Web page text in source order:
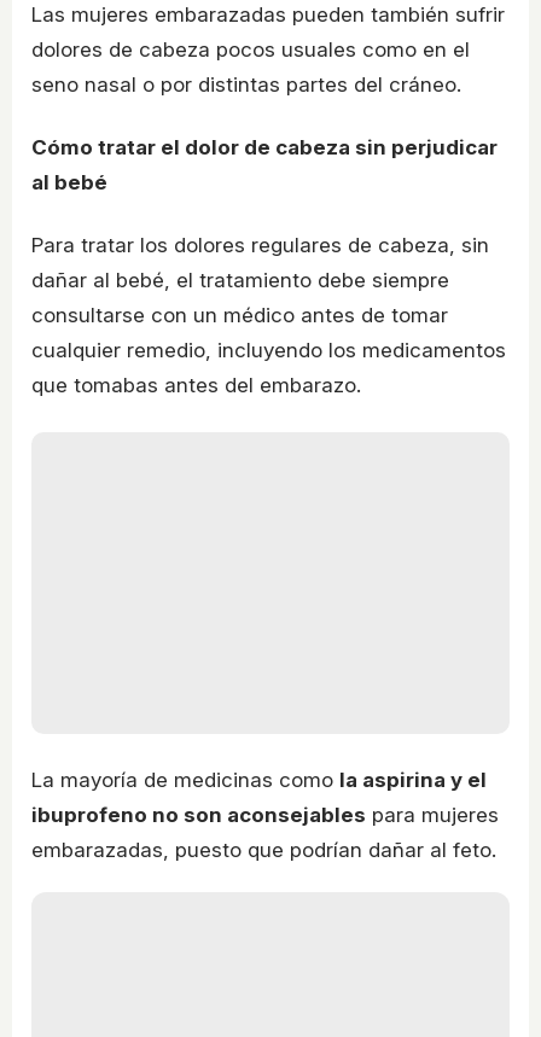
Las mujeres embarazadas pueden también sufrir
dolores de cabeza pocos usuales como en el
seno nasal o por distintas partes del cráneo.
Cómo tratar el dolor de cabeza sin perjudicar
al bebé
Para tratar los dolores regulares de cabeza, sin
dañar al bebé, el tratamiento debe siempre
consultarse con un médico antes de tomar
cualquier remedio, incluyendo los medicamentos
que tomabas antes del embarazo.
La mayoría de medicinas como la aspirina y el
ibuprofeno no son aconsejables para mujeres
embarazadas, puesto que podrían dañar al feto.